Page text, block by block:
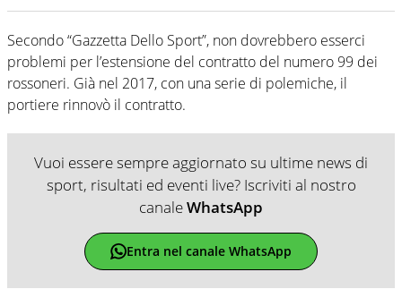
Secondo “Gazzetta Dello Sport”, non dovrebbero esserci
problemi per l’estensione del contratto del numero 99 dei
rossoneri. Già nel 2017, con una serie di polemiche, il
portiere rinnovò il contratto.
Vuoi essere sempre aggiornato su ultime news di
sport, risultati ed eventi live? Iscriviti al nostro
canaleWhatsApp
Entra nel canale WhatsApp